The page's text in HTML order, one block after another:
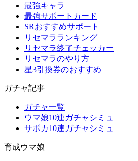
最強キャラ
最強サポートカード
SRおすすめサポート
リセマラランキング
リセマラ終了チェッカー
リセマラのやり方
星3引換券のおすすめ
ガチャ記事
ガチャ一覧
ウマ娘10連ガチャシミュ
サポカ10連ガチャシミュ
育成ウマ娘